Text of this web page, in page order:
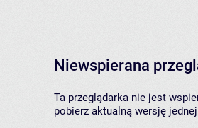
Niewspierana
Ta przeglądarka nie jest
pobierz aktualną wersję